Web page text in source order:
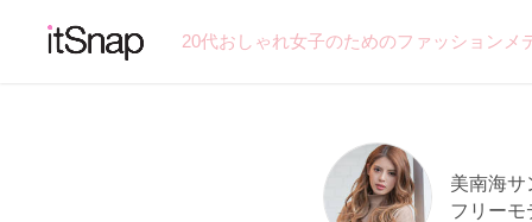
20代おしゃれ女子のためのファッション
美南海サ
フリーモ